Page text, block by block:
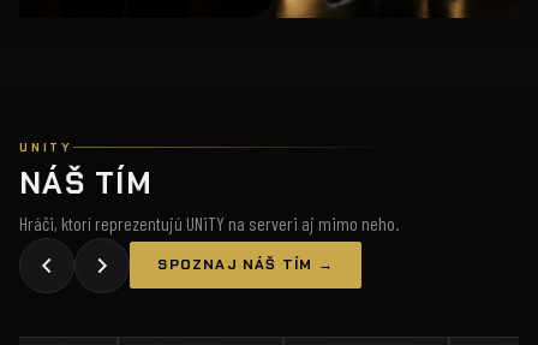
UNITY
NÁŠ TÍM
Hráči, ktorí reprezentujú UNiTY na serveri aj mimo neho.
SPOZNAJ NÁŠ TÍM →